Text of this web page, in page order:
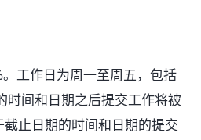
工作日为周一至周五，包括
时间和日期之后提交工作将被
止日期的时间和日期的提交